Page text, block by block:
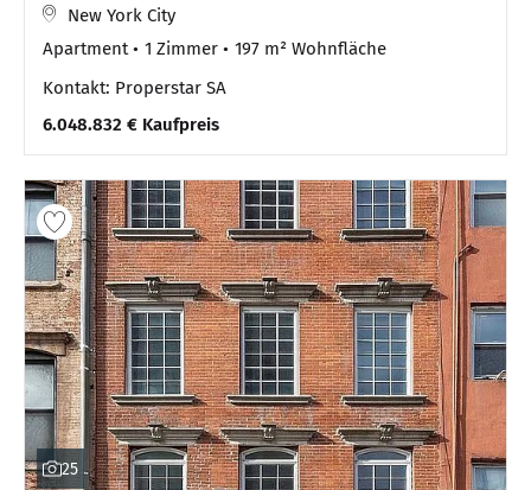
New York City
Apartment
1 Zimmer
197 m² Wohnfläche
Kontakt: Properstar SA
6.048.832 € Kaufpreis
25